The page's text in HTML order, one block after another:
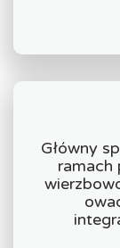
Główny
ramach